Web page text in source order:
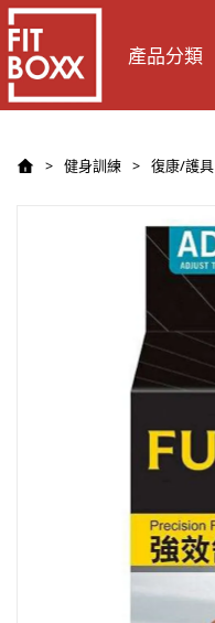
產品分類
> 健身訓練 > 復康/護具